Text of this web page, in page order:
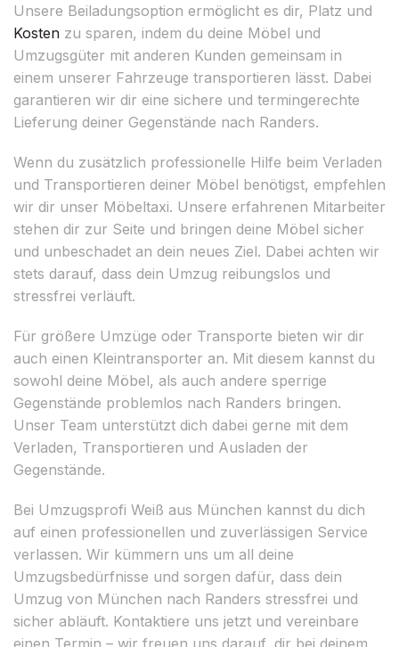
Unsere Beiladungsoption ermöglicht es dir, Platz und
Kosten zu sparen, indem du deine Möbel und
Umzugsgüter mit anderen Kunden gemeinsam in
einem unserer Fahrzeuge transportieren lässt. Dabei
garantieren wir dir eine sichere und termingerechte
Lieferung deiner Gegenstände nach Randers.
Wenn du zusätzlich professionelle Hilfe beim Verladen
und Transportieren deiner Möbel benötigst, empfehlen
wir dir unser Möbeltaxi. Unsere erfahrenen Mitarbeiter
stehen dir zur Seite und bringen deine Möbel sicher
und unbeschadet an dein neues Ziel. Dabei achten wir
stets darauf, dass dein Umzug reibungslos und
stressfrei verläuft.
Für größere Umzüge oder Transporte bieten wir dir
auch einen Kleintransporter an. Mit diesem kannst du
sowohl deine Möbel, als auch andere sperrige
Gegenstände problemlos nach Randers bringen.
Unser Team unterstützt dich dabei gerne mit dem
Verladen, Transportieren und Ausladen der
Gegenstände.
Bei Umzugsprofi Weiß aus München kannst du dich
auf einen professionellen und zuverlässigen Service
verlassen. Wir kümmern uns um all deine
Umzugsbedürfnisse und sorgen dafür, dass dein
Umzug von München nach Randers stressfrei und
sicher abläuft. Kontaktiere uns jetzt und vereinbare
einen Termin – wir freuen uns darauf, dir bei deinem